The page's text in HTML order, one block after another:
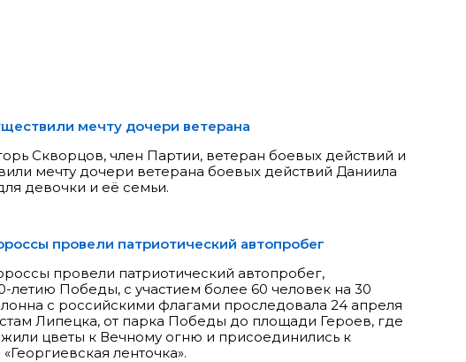
мечту дочери ветерана
Скворцов, член Партии, ветеран боевых действий и
мечту дочери ветерана боевых действий Даниила
девочки и её семьи.
провели патриотический автопробег
провели патриотический автопробег,
летию Победы, с участием более 60 человек на 30
с российскими флагами проследовала 24 апреля
Липецка, от парка Победы до площади Героев, где
цветы к Вечному огню и присоединились к
ленточка».